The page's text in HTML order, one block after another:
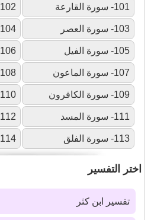
101- سورة القارعة 102- سورة التكاثر
103- سورة العصر 104- سورة الهمزة
105- سورة الفيل 106- سورة قريش
107- سورة الماعون 108- سورة الكوثر
109- سورة الكافرون 110- سورة النصر
111- سورة المسد 112- سورة الإخلاص
113- سورة الفلق 114- سورة الناس
اختر التفسير
تفسير ابن كثر